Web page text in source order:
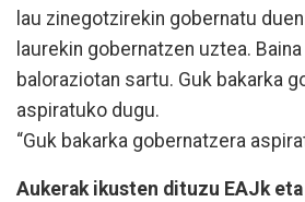
lau zinegotzirekin gobernatu
laurekin gobernatzen uztea.
baloraziotan sartu. Guk bakarka
aspiratuko dugu.
“Guk bakarka gobernatzera
Aukerak ikusten dituzu EAJk eta